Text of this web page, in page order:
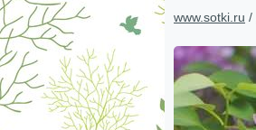
www.sotki.ru /